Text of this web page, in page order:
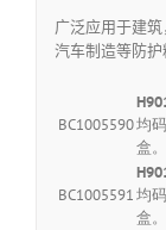
广泛应用于建筑
汽车制造等防护
BC1005590均
盒。
BC1005591均
盒。